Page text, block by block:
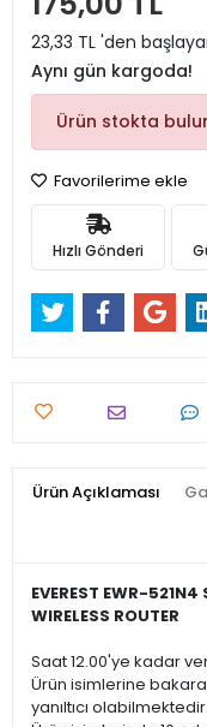
23,33 TL 'den
Aynı gün kargoda!
Ürün stokta
Favorilerime ekle
Hızlı Gönderi
Ürün Açıklaması
EVEREST EWR-
WIRELESS ROUTER
Saat 12.00'ye kadar
Ürün isimlerine
yanıltıcı olabilmektedir.